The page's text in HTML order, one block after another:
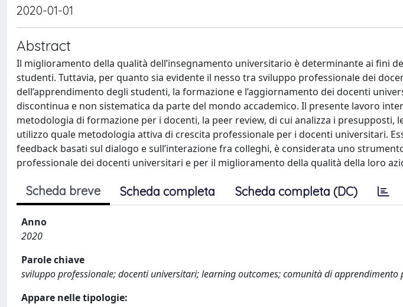
2020-01-01
Abstract
Il miglioramento della qualità dell’insegnamento universitario è determinante ai fini
studenti. Tuttavia, per quanto sia evidente il nesso tra sviluppo professionale dei
dell’apprendimento degli studenti, la formazione e l’aggiornamento dei docenti
discontinua e non sistematica da parte del mondo accademico. Il presente lavoro
metodologia di formazione per i docenti, la peer review, di cui analizza i presupposti,
utilizzo quale metodologia attiva di crescita professionale per i docenti universitari.
feedback basati sul dialogo e sull’interazione fra colleghi, è considerata uno
professionale dei docenti universitari e per il miglioramento della qualità della loro
Scheda breve Scheda completa Scheda completa (DC)
Anno
2020
Parole chiave
sviluppo professionale; docenti universitari; learning outcomes; comunità di apprendimento
Appare nelle tipologie: